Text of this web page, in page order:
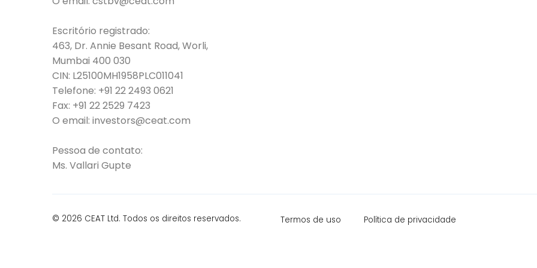
Escritório registrado:
463, Dr. Annie Besant Road, Worli,
Mumbai 400 030
CIN: L25100MH1958PLC011041
Telefone: +91 22 2493 0621
Fax: +91 22 2529 7423
O email: investors@ceat.com
Pessoa de contato:
Ms. Vallari Gupte
© 2026 CEAT Ltd. Todos os direitos reservados. Termos de uso Política de privacidade